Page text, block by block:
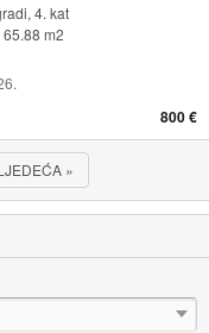
4. kat
m2
800 €
»